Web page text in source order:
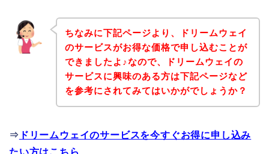
ちなみに下記ページより、ドリームウェイ
のサービスがお得な価格で申し込むことが
できましたよ♪なので、ドリームウェイの
サービスに興味のある方は下記ページなど
を参考にされてみてはいかがでしょうか？
⇒ ドリームウェイのサービスを今すぐお得に申し込み